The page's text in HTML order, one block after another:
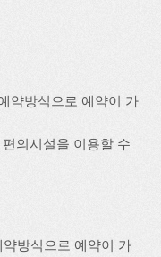
약방식으로 예약이 가
의시설을 이용할 수
방식으로 예약이 가